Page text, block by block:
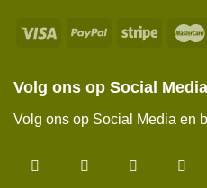
Volg ons op Social
Volg ons op Social Media en